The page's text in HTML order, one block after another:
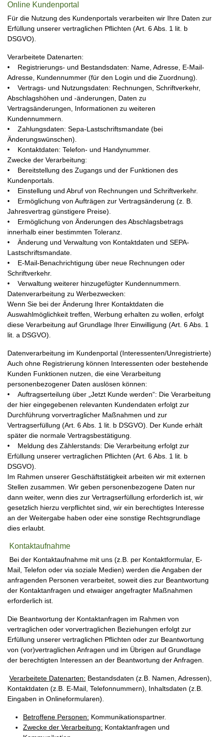
Online Kundenportal
Für die Nutzung des Kundenportals verarbeiten wir Ihre Daten zur
Erfüllung unserer vertraglichen Pflichten (Art. 6 Abs. 1 lit. b
DSGVO).
Verarbeitete Datenarten:
• Registrierungs- und Bestandsdaten: Name, Adresse, E-Mail-
Adresse, Kundennummer (für den Login und die Zuordnung).
• Vertrags- und Nutzungsdaten: Rechnungen, Schriftverkehr,
Abschlagshöhen und -änderungen, Daten zu
Vertragsänderungen, Informationen zu weiteren
Kundennummern.
• Zahlungsdaten: Sepa-Lastschriftsmandate (bei
Änderungswünschen).
• Kontaktdaten: Telefon- und Handynummer.
Zwecke der Verarbeitung:
• Bereitstellung des Zugangs und der Funktionen des
Kundenportals.
• Einstellung und Abruf von Rechnungen und Schriftverkehr.
• Ermöglichung von Aufträgen zur Vertragsänderung (z. B.
Jahresvertrag günstigere Preise).
• Ermöglichung von Änderungen des Abschlagsbetrags
innerhalb einer bestimmten Toleranz.
• Änderung und Verwaltung von Kontaktdaten und SEPA-
Lastschriftsmandate.
• E-Mail-Benachrichtigung über neue Rechnungen oder
Schriftverkehr.
• Verwaltung weiterer hinzugefügter Kundennummern.
Datenverarbeitung zu Werbezwecken:
Wenn Sie bei der Änderung Ihrer Kontaktdaten die
Auswahlmöglichkeit treffen, Werbung erhalten zu wollen, erfolgt
diese Verarbeitung auf Grundlage Ihrer Einwilligung (Art. 6 Abs. 1
lit. a DSGVO).
Datenverarbeitung im Kundenportal (Interessenten/Unregistrierte)
Auch ohne Registrierung können Interessenten oder bestehende
Kunden Funktionen nutzen, die eine Verarbeitung
personenbezogener Daten auslösen können:
• Auftragserteilung über „Jetzt Kunde werden“: Die Verarbeitung
der hier eingegebenen relevanten Kundendaten erfolgt zur
Durchführung vorvertraglicher Maßnahmen und zur
Vertragserfüllung (Art. 6 Abs. 1 lit. b DSGVO). Der Kunde erhält
später die normale Vertragsbestätigung.
• Meldung des Zählerstands: Die Verarbeitung erfolgt zur
Erfüllung unserer vertraglichen Pflichten (Art. 6 Abs. 1 lit. b
DSGVO).
Im Rahmen unserer Geschäftstätigkeit arbeiten wir mit externen
Stellen zusammen. Wir geben personenbezogene Daten nur
dann weiter, wenn dies zur Vertragserfüllung erforderlich ist, wir
gesetzlich hierzu verpflichtet sind, wir ein berechtigtes Interesse
an der Weitergabe haben oder eine sonstige Rechtsgrundlage
dies erlaubt.
Kontaktaufnahme
Bei der Kontaktaufnahme mit uns (z.B. per Kontaktformular, E-
Mail, Telefon oder via soziale Medien) werden die Angaben der
anfragenden Personen verarbeitet, soweit dies zur Beantwortung
der Kontaktanfragen und etwaiger angefragter Maßnahmen
erforderlich ist.
Die Beantwortung der Kontaktanfragen im Rahmen von
vertraglichen oder vorvertraglichen Beziehungen erfolgt zur
Erfüllung unserer vertraglichen Pflichten oder zur Beantwortung
von (vor)vertraglichen Anfragen und im Übrigen auf Grundlage
der berechtigten Interessen an der Beantwortung der Anfragen.
Verarbeitete Datenarten: Bestandsdaten (z.B. Namen, Adressen),
Kontaktdaten (z.B. E-Mail, Telefonnummern), Inhaltsdaten (z.B.
Eingaben in Onlineformularen).
Betroffene Personen: Kommunikationspartner.
Zwecke der Verarbeitung: Kontaktanfragen und